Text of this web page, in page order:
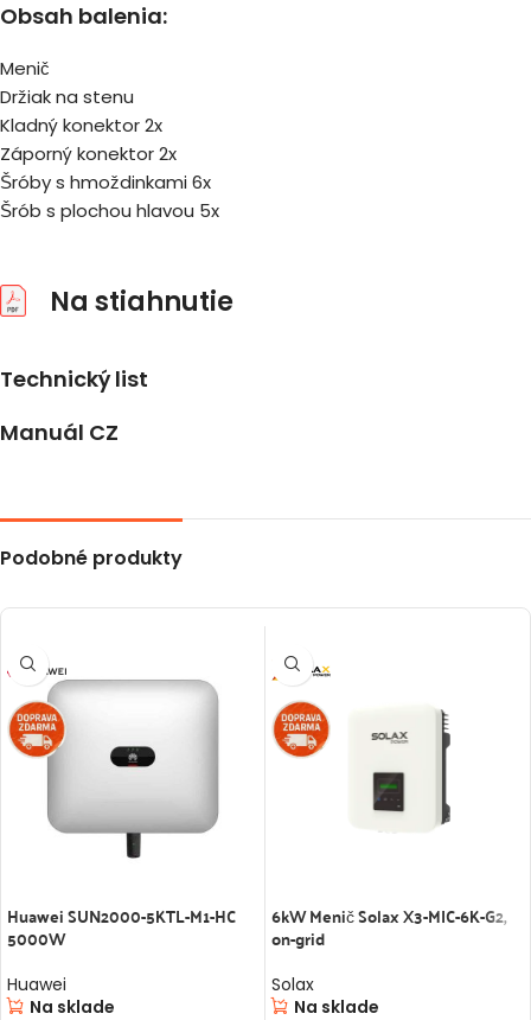
Obsah balenia:
Menič
Držiak na stenu
Kladný konektor 2x
Záporný konektor 2x
Šróby s hmoždinkami 6x
Šrób s plochou hlavou 5x
Na stiahnutie
Technický list
Manuál CZ
Podobné produkty
Huawei SUN2000-5KTL-M1-HC
5000W
Huawei
Na sklade
6kW Menič Solax X3-MIC-6K-G2,
on-grid
Solax
Na sklade